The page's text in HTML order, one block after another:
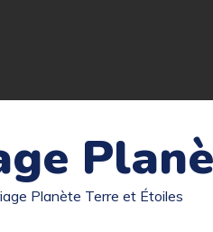
Planète Terre et Étoiles